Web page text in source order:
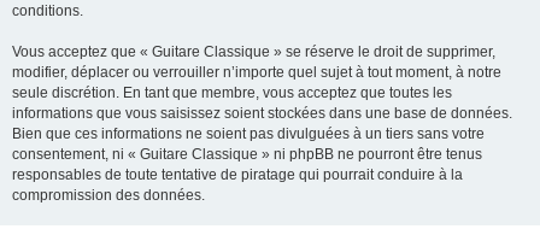
conditions.
Vous acceptez que « Guitare Classique » se réserve le droit de supprimer,
modifier, déplacer ou verrouiller n’importe quel sujet à tout moment, à notre
seule discrétion. En tant que membre, vous acceptez que toutes les
informations que vous saisissez soient stockées dans une base de données.
Bien que ces informations ne soient pas divulguées à un tiers sans votre
consentement, ni « Guitare Classique » ni phpBB ne pourront être tenus
responsables de toute tentative de piratage qui pourrait conduire à la
compromission des données.